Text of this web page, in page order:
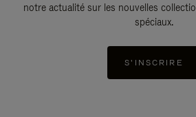
notre actualité sur les nouvelles
spéciaux.
S'INSCRIRE